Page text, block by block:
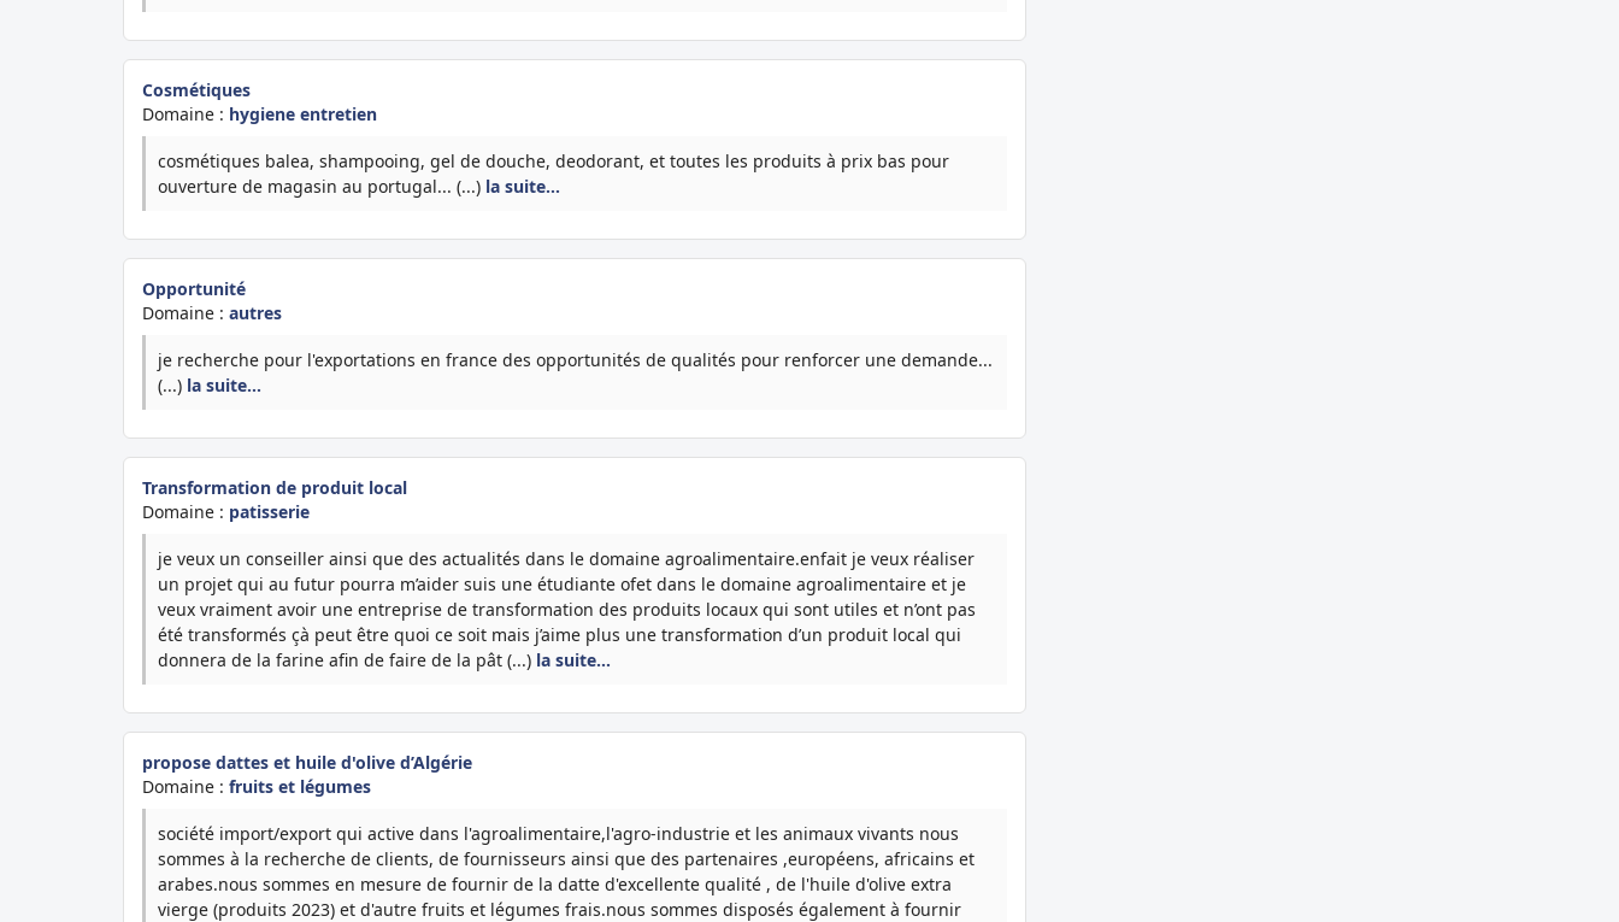
Cosmétiques
Domaine : hygiene entretien
cosmétiques balea, shampooing, gel de douche, deodorant, et toutes les produits à prix bas pour
ouverture de magasin au portugal... (...) la suite…
Opportunité
Domaine : autres
je recherche pour l'exportations en france des opportunités de qualités pour renforcer une demande...
(...) la suite…
Transformation de produit local
Domaine : patisserie
je veux un conseiller ainsi que des actualités dans le domaine agroalimentaire.enfait je veux réaliser
un projet qui au futur pourra m’aider suis une étudiante ofet dans le domaine agroalimentaire et je
veux vraiment avoir une entreprise de transformation des produits locaux qui sont utiles et n’ont pas
été transformés çà peut être quoi ce soit mais j’aime plus une transformation d’un produit local qui
donnera de la farine afin de faire de la pât (...) la suite…
propose dattes et huile d'olive d’Algérie
Domaine : fruits et légumes
société import/export qui active dans l'agroalimentaire,l'agro-industrie et les animaux vivants nous
sommes à la recherche de clients, de fournisseurs ainsi que des partenaires ,européens, africains et
arabes.nous sommes en mesure de fournir de la datte d'excellente qualité , de l'huile d'olive extra
vierge (produits 2023) et d'autre fruits et légumes frais.nous sommes disposés également à fournir